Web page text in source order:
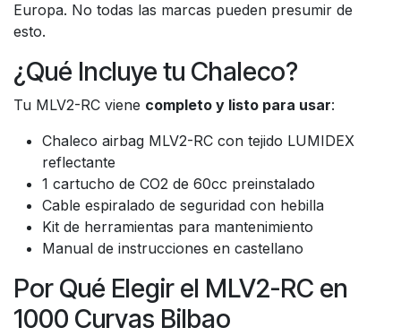
Europa. No todas las marcas pueden presumir de
esto.
¿Qué Incluye tu Chaleco?
Tu MLV2-RC viene completo y listo para usar:
Chaleco airbag MLV2-RC con tejido LUMIDEX
reflectante
1 cartucho de CO2 de 60cc preinstalado
Cable espiralado de seguridad con hebilla
Kit de herramientas para mantenimiento
Manual de instrucciones en castellano
Por Qué Elegir el MLV2-RC en
1000 Curvas Bilbao